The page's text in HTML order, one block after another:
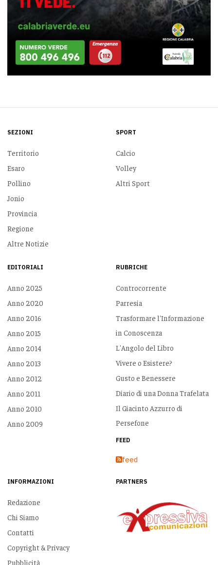
SEZIONI
Territorio
Esaro
Pollino
Jonio
Provincia
Regione
Altre Notizie
SPORT
Calcio
Volley
Altri Sport
EDITORIALI
Anno 2025
Anno 2020
Anno 2016
Anno 2015
Anno 2014
Anno 2013
Anno 2012
Anno 2011
Anno 2010
Anno 2009
RUBRICHE
Controcorrente
Parresia
Trasformare l'Informazione
in Conoscenza
L'Angolo del Libro
Vivere o Esistere?
Gusto e Benessere
Diario di una Donna Trafelata
Il Giacinto Azzurro di
Persefone
FEED
feed
INFORMAZIONI
Redazione
Chi Siamo
Contatti
Copyright & Privacy
Pubblicità
PARTNERS